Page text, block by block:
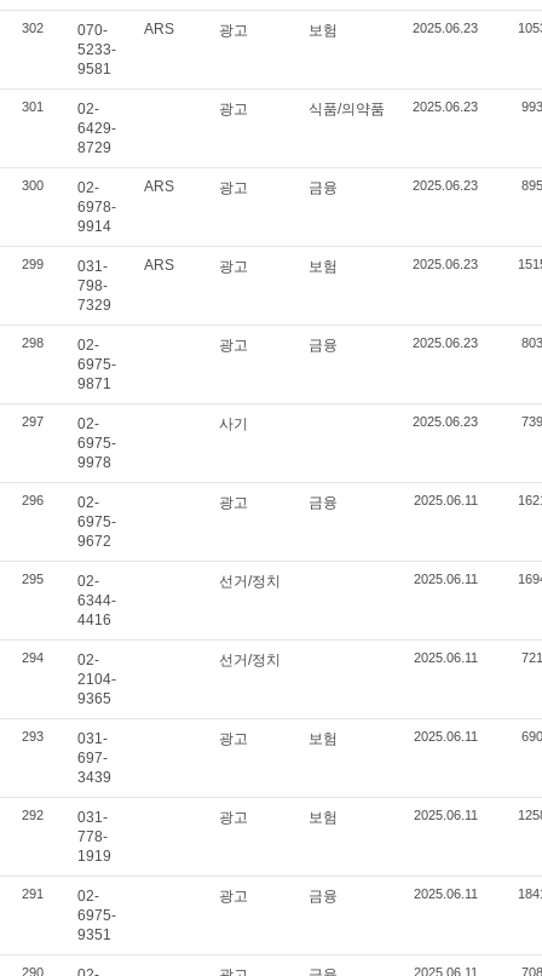
302
070-
5233-
9581
ARS 광고 보험 2025.06.23
301
02-
6429-
8729
광고 식품/의약품 2025.06.23 993
300
02-
6978-
9914
ARS 광고 금융 2025.06.23 895
299
031-
798-
7329
ARS 광고 보험 2025.06.23
298
02-
6975-
9871
광고 금융 2025.06.23 803
297
02-
6975-
9978
사기 2025.06.23 739
296
02-
6975-
9672
광고 금융 2025.06.11
295
02-
6344-
4416
선거/정치 2025.06.11
294
02-
2104-
9365
선거/정치 2025.06.11 721
293
031-
697-
3439
광고 보험 2025.06.11 690
292
031-
778-
1919
광고 보험 2025.06.11
291
02-
6975-
9351
광고 금융 2025.06.11
290 2025.06.11 708